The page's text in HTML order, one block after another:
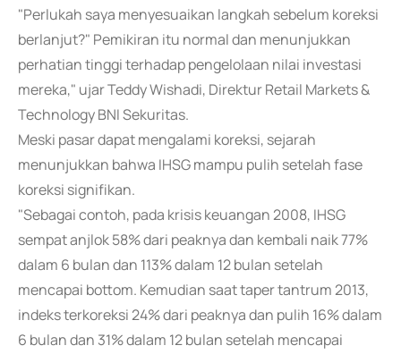
"Perlukah saya menyesuaikan langkah sebelum koreksi
berlanjut?" Pemikiran itu normal dan menunjukkan
perhatian tinggi terhadap pengelolaan nilai investasi
mereka," ujar Teddy Wishadi, Direktur Retail Markets &
Technology BNI Sekuritas.
Meski pasar dapat mengalami koreksi, sejarah
menunjukkan bahwa IHSG mampu pulih setelah fase
koreksi signifikan.
"Sebagai contoh, pada krisis keuangan 2008, IHSG
sempat anjlok 58% dari peaknya dan kembali naik 77%
dalam 6 bulan dan 113% dalam 12 bulan setelah
mencapai bottom. Kemudian saat taper tantrum 2013,
indeks terkoreksi 24% dari peaknya dan pulih 16% dalam
6 bulan dan 31% dalam 12 bulan setelah mencapai